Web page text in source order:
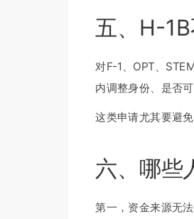
五、H-
对F-1、OPT、
内调整身份、是否
这类申请尤其要避
六、哪些
第一，资金来源无